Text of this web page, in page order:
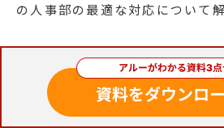
の人事部の最適な対応について